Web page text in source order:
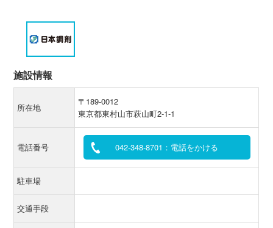
施設情報
所在地
〒189-0012
東京都東村山市萩山町2-1-1
電話番号 042-348-8701：電話をかける
駐車場
交通手段